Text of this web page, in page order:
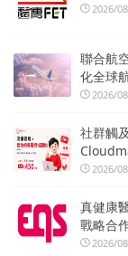
2026/
聯合航
化全球
2026/
社群觸
2026/
真健康
戰略合
2026/